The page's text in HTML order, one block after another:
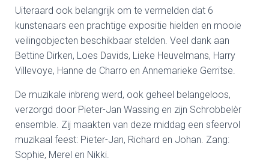
Uiteraard ook belangrijk om te vermelden dat 6
kunstenaars een prachtige expositie hielden en mooie
veilingobjecten beschikbaar stelden. Veel dank aan
Bettine Dirken, Loes Davids, Lieke Heuvelmans, Harry
Villevoye, Hanne de Charro en Annemarieke Gerritse.
De muzikale inbreng werd, ook geheel belangeloos,
verzorgd door Pieter-Jan Wassing en zijn Schrobbelèr
ensemble. Zij maakten van deze middag een sfeervol
muzikaal feest: Pieter-Jan, Richard en Johan. Zang:
Sophie, Merel en Nikki.